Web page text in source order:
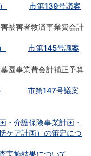
市第139号議案
被害者救済事業費会計
市第145号議案
園事業費会計補正予算
市第147号議案
・介護保険事業計画・
ケア計画）の策定につ
実施結果について